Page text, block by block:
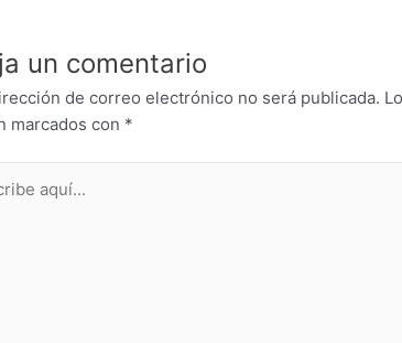
un comentario
de correo electrónico no será publicada.
marcados con *